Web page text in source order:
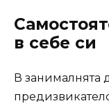
в себе си
В занималнята